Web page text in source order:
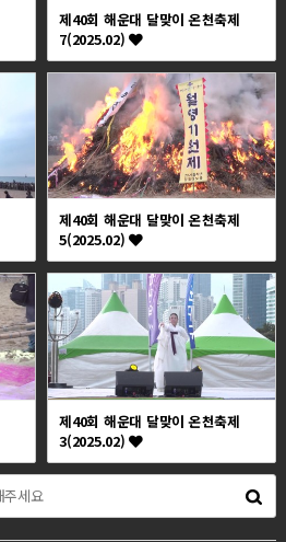
제40회 해운대 달맞이 온천축제
7(2025.02)
제40회 해운대 달맞이 온천축제
5(2025.02)
제40회 해운대 달맞이 온천축제
3(2025.02)